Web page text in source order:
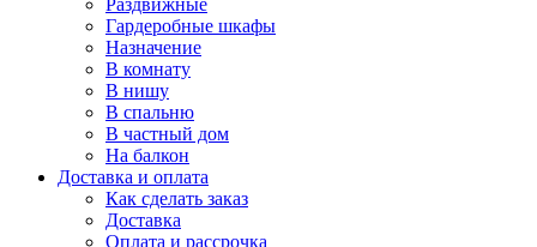
Раздвижные
Гардеробные шкафы
Назначение
В комнату
В нишу
В спальню
В частный дом
На балкон
Доставка и оплата
Как сделать заказ
Доставка
Оплата и рассрочка